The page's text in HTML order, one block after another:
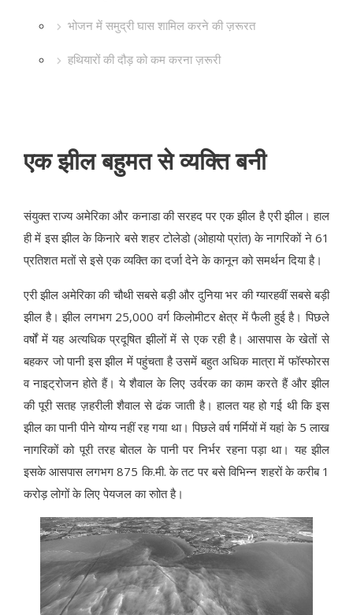
भोजन में समुद्री घास शामिल करने की ज़रूरत
हथियारों की दौड़ को कम करना ज़रूरी
एक झील बहुमत से व्यक्ति बनी
संयुक्त राज्य अमेरिका और कनाडा की सरहद पर एक झील है एरी झील। हाल
ही में इस झील के किनारे बसे शहर टोलेडो (ओहायो प्रांत) के नागरिकों ने 61
प्रतिशत मतों से इसे एक व्यक्ति का दर्जा देने के कानून को समर्थन दिया है।
एरी झील अमेरिका की चौथी सबसे बड़ी और दुनिया भर की ग्यारहवीं सबसे बड़ी
झील है। झील लगभग 25,000 वर्ग किलोमीटर क्षेत्र में फैली हुई है। पिछले
वर्षों में यह अत्यधिक प्रदूषित झीलों में से एक रही है। आसपास के खेतों से
बहकर जो पानी इस झील में पहुंचता है उसमें बहुत अधिक मात्रा में फॉस्फोरस
व नाइट्रोजन होते हैं। ये शैवाल के लिए उर्वरक का काम करते हैं और झील
की पूरी सतह ज़हरीली शैवाल से ढंक जाती है। हालत यह हो गई थी कि इस
झील का पानी पीने योग्य नहीं रह गया था। पिछले वर्ष गर्मियों में यहां के 5 लाख
नागरिकों को पूरी तरह बोतल के पानी पर निर्भर रहना पड़ा था। यह झील
इसके आसपास लगभग 875 कि.मी. के तट पर बसे विभिन्न शहरों के करीब 1
करोड़ लोगों के लिए पेयजल का रुाोत है।